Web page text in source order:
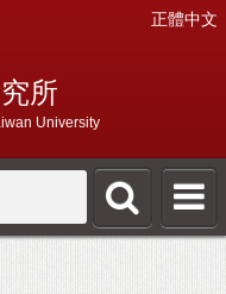
正體中文
所
University